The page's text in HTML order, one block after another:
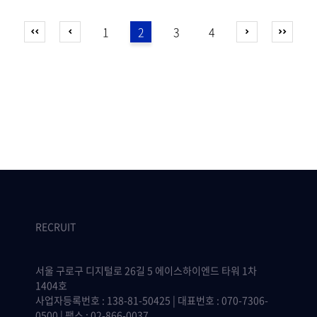
1 2 3 4
RECRUIT
서울 구로구 디지털로 26길 5 에이스하이엔드 타워 1차
1404호
사업자등록번호 : 138-81-50425 | 대표번호 : 070-7306-